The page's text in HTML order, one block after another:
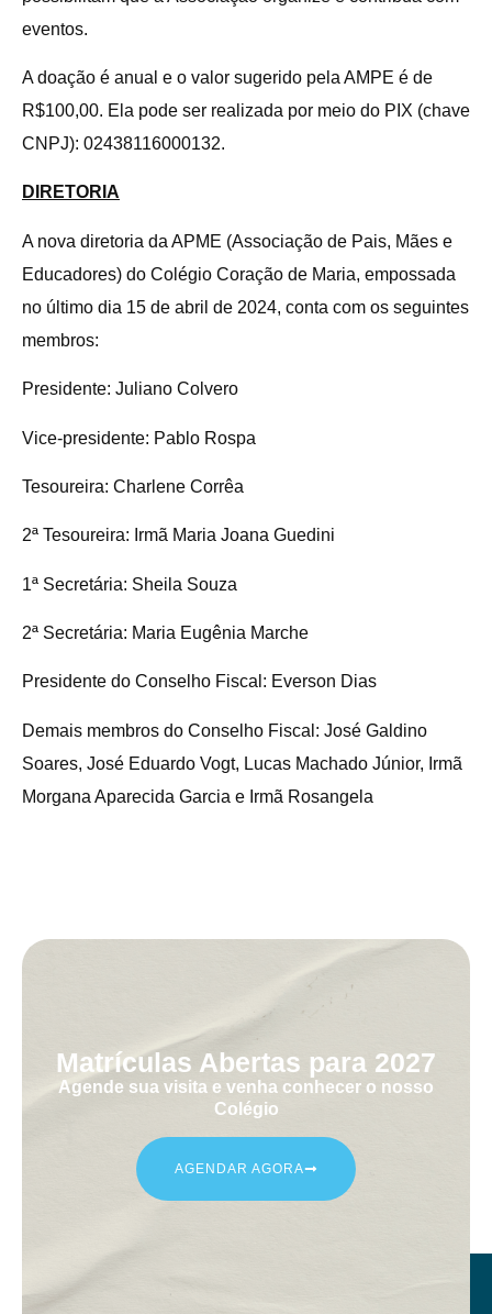
eventos.
A doação é anual e o valor sugerido pela AMPE é de
R$100,00. Ela pode ser realizada por meio do PIX (chave
CNPJ): 02438116000132.
DIRETORIA
A nova diretoria da APME (Associação de Pais, Mães e
Educadores) do Colégio Coração de Maria, empossada
no último dia 15 de abril de 2024, conta com os seguintes
membros:
Presidente: Juliano Colvero
Vice-presidente: Pablo Rospa
Tesoureira: Charlene Corrêa
2ª Tesoureira: Irmã Maria Joana Guedini
1ª Secretária: Sheila Souza
2ª Secretária: Maria Eugênia Marche
Presidente do Conselho Fiscal: Everson Dias
Demais membros do Conselho Fiscal: José Galdino
Soares, José Eduardo Vogt, Lucas Machado Júnior, Irmã
Morgana Aparecida Garcia e Irmã Rosangela
Matrículas Abertas para 2027
Agende sua visita e venha conhecer o nosso
Colégio
AGENDAR AGORA